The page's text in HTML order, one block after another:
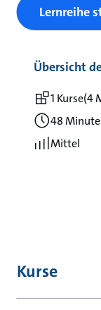
Lernreihe
Übersicht
1 Kurse(4
48
Mittel
Kurse